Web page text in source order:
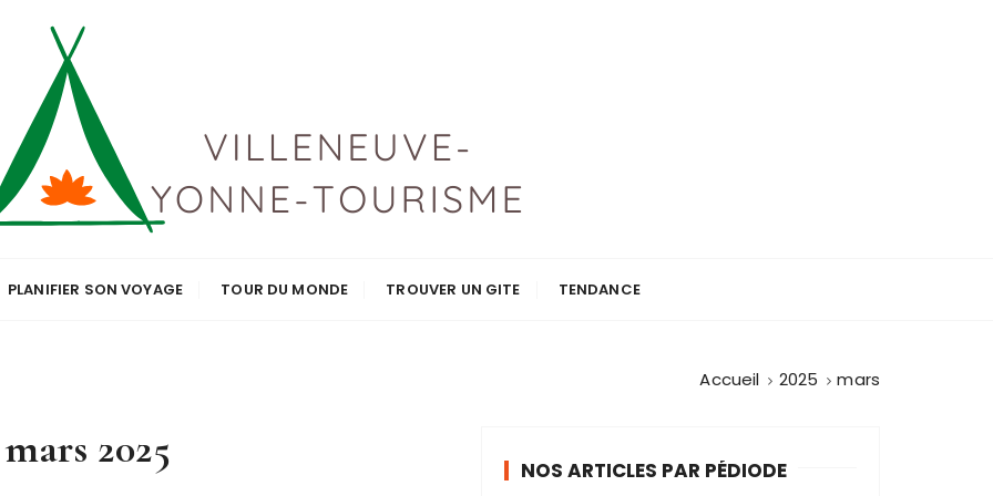
tourisme
PLANIFIER SON VOYAGE TOUR DU MONDE TROUVER UN GITE TENDANCE
Accueil 2025 mars
mars 2025 NOS ARTICLES PAR PÉDIODE